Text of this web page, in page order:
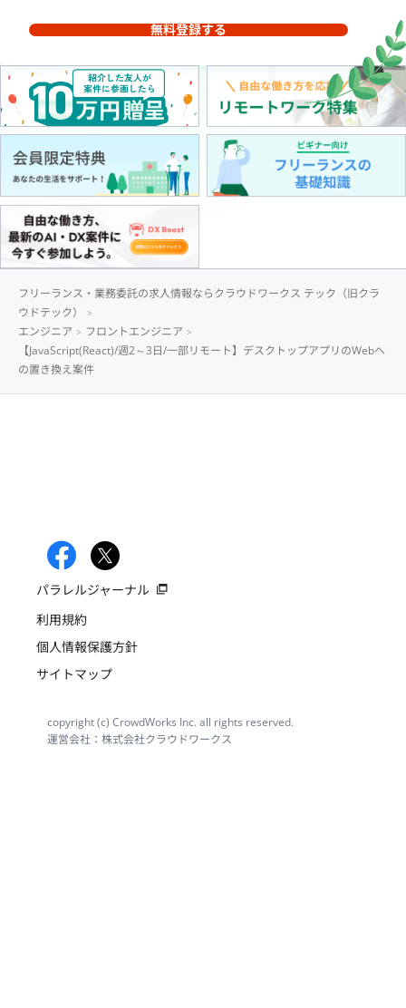
無料登録する
フリーランス・業務委託の求人情報ならクラウドワークス テック（旧クラ
ウドテック）
エンジニア
フロントエンジニア
【JavaScript(React)/週2～3日/一部リモート】デスクトップアプリのWebへ
の置き換え案件
パラレルジャーナル
利用規約
個人情報保護方針
サイトマップ
copyright (c) CrowdWorks Inc. all rights reserved.
運営会社：株式会社クラウドワークス